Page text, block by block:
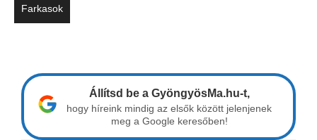
Farkasok
Állítsd be a GyöngyösMa.hu-t,
hogy híreink mindig az elsők között jelenjenek
meg a Google keresőben!